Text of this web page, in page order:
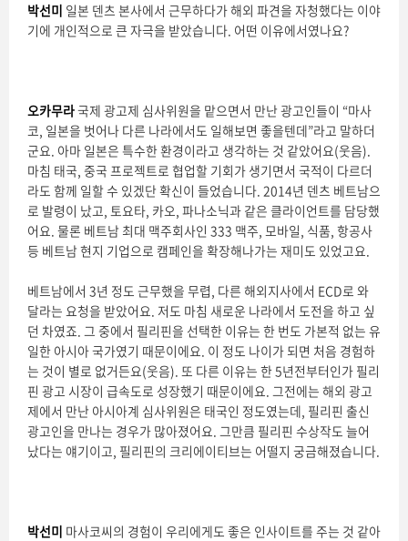
박선미 일본 덴츠 본사에서 근무하다가 해외 파견을 자청했다는 이야
기에 개인적으로 큰 자극을 받았습니다. 어떤 이유에서였나요?
오카무라국제 광고제 심사위원을 맡으면서 만난 광고인들이 “마사
코, 일본을 벗어나 다른 나라에서도 일해보면 좋을텐데”라고 말하더
군요. 아마 일본은 특수한 환경이라고 생각하는 것 같았어요(웃음).
마침 태국, 중국 프로젝트로 협업할 기회가 생기면서 국적이 다르더
라도 함께 일할 수 있겠단 확신이 들었습니다. 2014년 덴츠 베트남으
로 발령이 났고, 토요타, 카오, 파나소닉과 같은 클라이언트를 담당했
어요. 물론 베트남 최대 맥주회사인 333 맥주, 모바일, 식품, 항공사
등 베트남 현지 기업으로 캠페인을 확장해나가는 재미도 있었고요.
베트남에서 3년 정도 근무했을 무렵, 다른 해외지사에서 ECD로 와
달라는 요청을 받았어요. 저도 마침 새로운 나라에서 도전을 하고 싶
던 차였죠. 그 중에서 필리핀을 선택한 이유는 한 번도 가본적 없는 유
일한 아시아 국가였기 때문이에요. 이 정도 나이가 되면 처음 경험하
는 것이 별로 없거든요(웃음). 또 다른 이유는 한 5년전부터인가 필리
핀 광고 시장이 급속도로 성장했기 때문이에요. 그전에는 해외 광고
제에서 만난 아시아계 심사위원은 태국인 정도였는데, 필리핀 출신
광고인을 만나는 경우가 많아졌어요. 그만큼 필리핀 수상작도 늘어
났다는 얘기이고, 필리핀의 크리에이티브는 어떨지 궁금해졌습니다.
박선미 마사코씨의 경험이 우리에게도 좋은 인사이트를 주는 것 같아